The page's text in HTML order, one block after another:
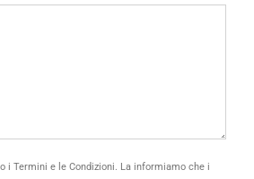
i Termini e le Condizioni. La informiamo che i